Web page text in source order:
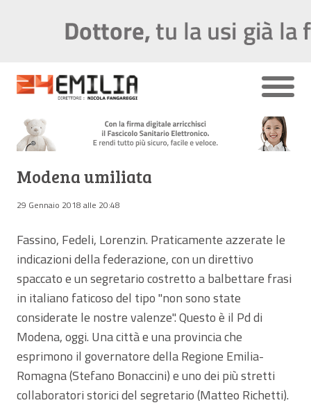
Modena umiliata
29 Gennaio 2018 alle 20:48
Fassino, Fedeli, Lorenzin. Praticamente azzerate le
indicazioni della federazione, con un direttivo
spaccato e un segretario costretto a balbettare frasi
in italiano faticoso del tipo "non sono state
considerate le nostre valenze". Questo è il Pd di
Modena, oggi. Una città e una provincia che
esprimono il governatore della Regione Emilia-
Romagna (Stefano Bonaccini) e uno dei più stretti
collaboratori storici del segretario (Matteo Richetti).